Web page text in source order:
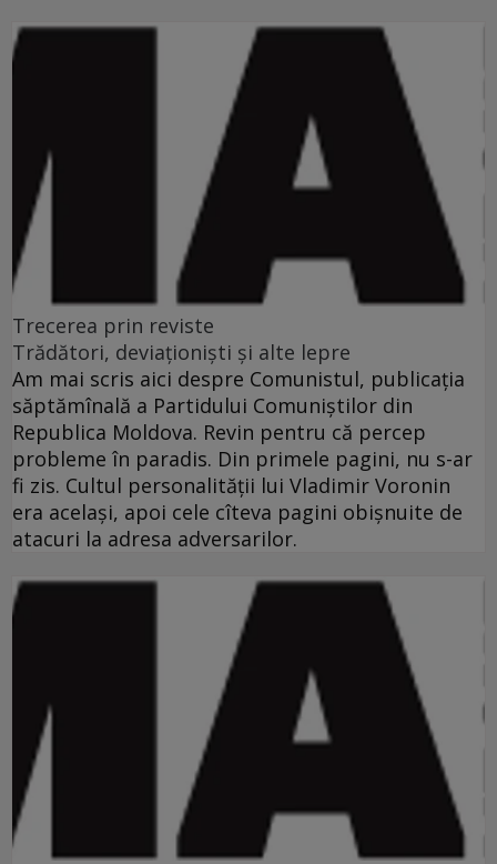
Trecerea prin reviste
Trădători, deviaţionişti şi alte lepre
Am mai scris aici despre Comunistul, publicaţia
săptămînală a Partidului Comuniştilor din
Republica Moldova. Revin pentru că percep
probleme în paradis. Din primele pagini, nu s-ar
fi zis. Cultul personalităţii lui Vladimir Voronin
era acelaşi, apoi cele cîteva pagini obişnuite de
atacuri la adresa adversarilor.